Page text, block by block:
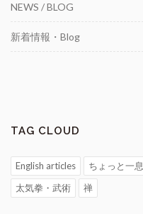
NEWS / BLOG
新着情報・Blog
TAG CLOUD
English articles ちょっと一息
太気拳・武術
禅